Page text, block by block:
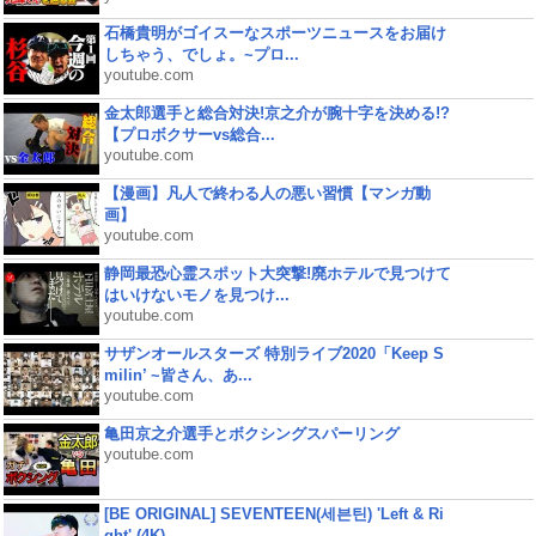
石橋貴明がゴイスーなスポーツニュースをお届け
しちゃう、でしょ。~プロ...
youtube.com
金太郎選手と総合対決!京之介が腕十字を決める!?
【プロボクサーvs総合...
youtube.com
【漫画】凡人で終わる人の悪い習慣【マンガ動
画】
youtube.com
静岡最恐心霊スポット大突撃!廃ホテルで見つけて
はいけないモノを見つけ...
youtube.com
サザンオールスターズ 特別ライブ2020「Keep S
milin’ ~皆さん、あ...
youtube.com
亀田京之介選手とボクシングスパーリング
youtube.com
[BE ORIGINAL] SEVENTEEN(세븐틴) 'Left & Ri